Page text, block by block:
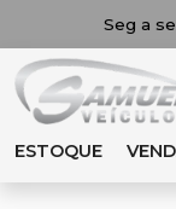
Seg a
ESTOQUE